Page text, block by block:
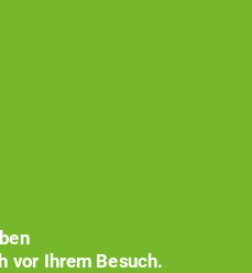
vor Ihrem Besuch.